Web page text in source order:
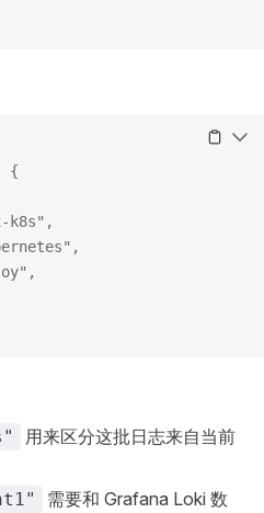
{
k8s",
用来区分这批日志来自当前
需要和 Grafana Loki 数